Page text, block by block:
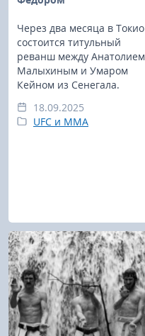
Через два месяца в Токио
состоится титульный
реванш между Анатолием
Малыхиным и Умаром
Кейном из Сенегала.
18.09.2025
UFC и MMA